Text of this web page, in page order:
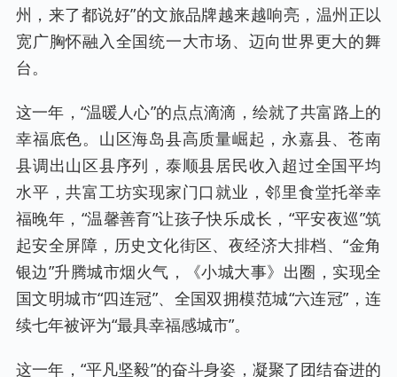
州，来了都说好”的文旅品牌越来越响亮，温州正以
宽广胸怀融入全国统一大市场、迈向世界更大的舞
台。
这一年，“温暖人心”的点点滴滴，绘就了共富路上的
幸福底色。山区海岛县高质量崛起，永嘉县、苍南
县调出山区县序列，泰顺县居民收入超过全国平均
水平，共富工坊实现家门口就业，邻里食堂托举幸
福晚年，“温馨善育”让孩子快乐成长，“平安夜巡”筑
起安全屏障，历史文化街区、夜经济大排档、“金角
银边”升腾城市烟火气，《小城大事》出圈，实现全
国文明城市“四连冠”、全国双拥模范城“六连冠”，连
续七年被评为“最具幸福感城市”。
这一年，“平凡坚毅”的奋斗身姿，凝聚了团结奋进的